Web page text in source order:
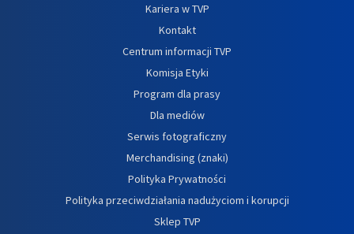
Kariera w TVP
Kontakt
Centrum informacji TVP
Komisja Etyki
Program dla prasy
Dla mediów
Serwis fotograficzny
Merchandising (znaki)
Polityka Prywatności
Polityka przeciwdziałania nadużyciom i korupcji
Sklep TVP